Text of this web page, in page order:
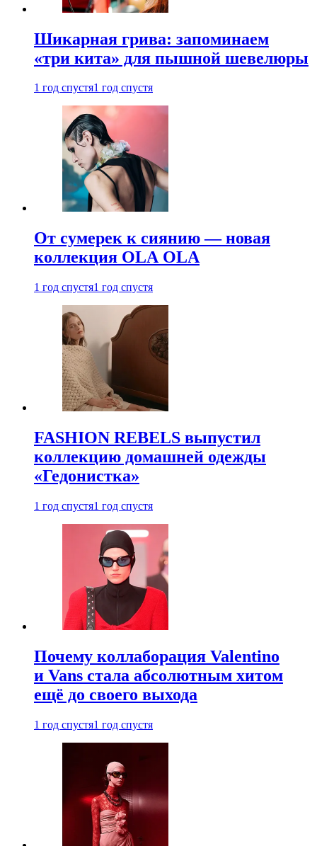
Шикарная грива: запоминаем
«три кита» для пышной шевелюры
1 год спустя1 год спустя
От сумерек к сиянию — новая
коллекция OLA OLA
1 год спустя1 год спустя
FASHION REBELS выпустил
коллекцию домашней одежды
«Гедонистка»
1 год спустя1 год спустя
Почему коллаборация Valentino
и Vans стала абсолютным хитом
ещё до своего выхода
1 год спустя1 год спустя